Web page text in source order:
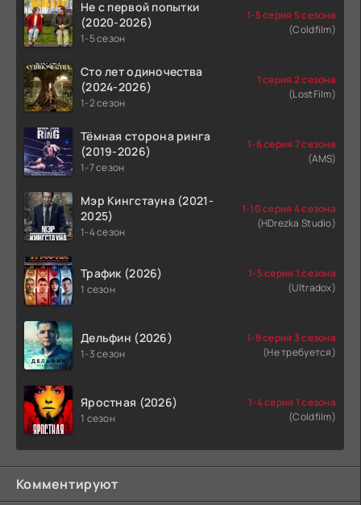
Не с первой попытки
(2020-2026)
1-5 сезон
1-5 серия 5 сезона
(Coldfilm)
Сто лет одиночества
(2024-2026)
1-2 сезон
1 серия 2 сезона
(LostFilm)
Тёмная сторона ринга
(2019-2026)
1-7 сезон
1-6 серия 7 сезона
(AMS)
Мэр Кингстауна (2021-
2025)
1-4 сезон
1-10 серия 4 сезона
(HDrezka Studio)
Трафик (2026)
1 сезон
1-5 серия 1 сезона
(Ultradox)
Дельфин (2026)
1-3 сезон
1-8 серия 3 сезона
(Не требуется)
Яростная (2026)
1 сезон
1-4 серия 1 сезона
(Coldfilm)
Комментируют